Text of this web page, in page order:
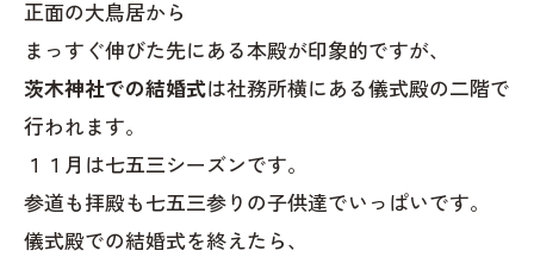
正面の大鳥居から
まっすぐ伸びた先にある本殿が印象的ですが、
茨木神社での結婚式は社務所横にある儀式殿の二階で
行われます。
１１月は七五三シーズンです。
参道も拝殿も七五三参りの子供達でいっぱいです。
儀式殿での結婚式を終えたら、